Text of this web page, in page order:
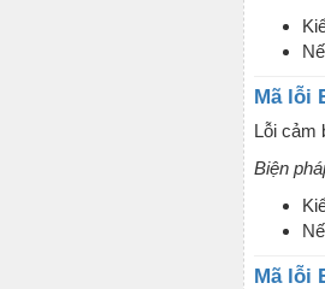
Mã lỗi
Lỗi cảm
Biện
Mã lỗi